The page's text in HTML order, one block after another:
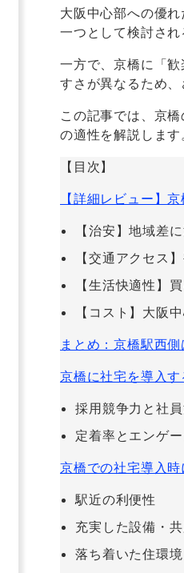
大阪中心部への優
一つとして検討され
一方で、京橋に「
すさが異なるため、
この記事では、京
の適性を解説します
【目次】
【詳細レビュー】
【治安】地域差
【交通アクセス
【生活快適性】
【コスト】大阪
まとめ：京橋駅西
京橋に社宅を導入
採用競争力と社
定着率とエンゲ
京橋での社宅導入時
駅近の利便性
充実した設備・
落ち着いた住環境